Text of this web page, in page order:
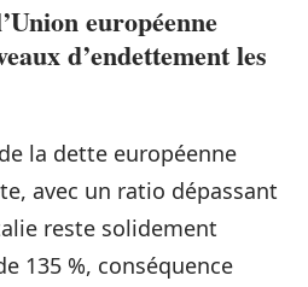
européenne
d’endettement les
la dette européenne
avec un ratio dépassant
reste solidement
135 %, conséquence